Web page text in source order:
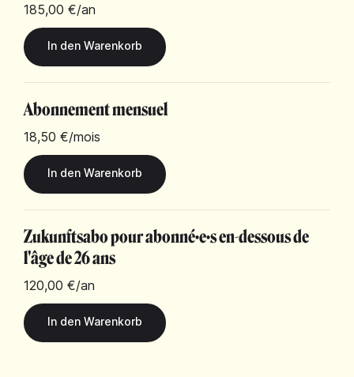
185,00 €/an
Abonnement mensuel
18,50 €/mois
Zukunftsabo pour abonné·e·s en-dessous de
l'âge de 26 ans
120,00 €/an